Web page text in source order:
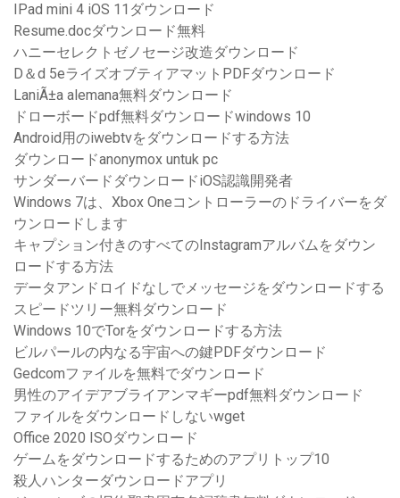
IPad mini 4 iOS 11ダウンロード
Resume.docダウンロード無料
ハニーセレクトゼノセージ改造ダウンロード
D＆d 5eライズオブティアマットPDFダウンロード
LaniÃ±a alemana無料ダウンロード
ドローボードpdf無料ダウンロードwindows 10
Android用のiwebtvをダウンロードする方法
ダウンロードanonymox untuk pc
サンダーバードダウンロードiOS認識開発者
Windows 7は、Xbox Oneコントローラーのドライバーをダ
ウンロードします
キャプション付きのすべてのInstagramアルバムをダウン
ロードする方法
データアンドロイドなしでメッセージをダウンロードする
スピードツリー無料ダウンロード
Windows 10でTorをダウンロードする方法
ビルパールの内なる宇宙への鍵PDFダウンロード
Gedcomファイルを無料でダウンロード
男性のアイデアブライアンマギーpdf無料ダウンロード
ファイルをダウンロードしないwget
Office 2020 ISOダウンロード
ゲームをダウンロードするためのアプリトップ10
殺人ハンターダウンロードアプリ